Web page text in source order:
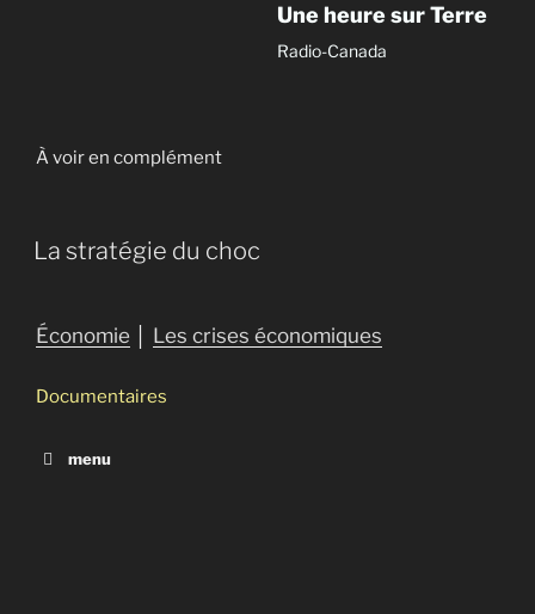
Une heure sur Terre
Radio-Canada
À voir en complément
La stratégie du choc
Économie Les crises économiques
Documentaires
menu